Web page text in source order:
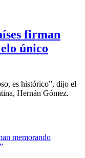
firman
único
es histórico”, dijo el
Hernán Gómez.